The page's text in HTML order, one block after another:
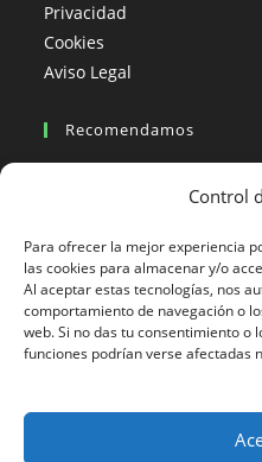
Control
Para ofrecer la mejor experiencia
las cookies para almacenar y/o
Al aceptar estas tecnologías, nos
comportamiento de navegación o
web. Si no das tu consentimiento
funciones podrían verse afectadas
Privacidad
Cookies
Aviso Legal
Recomendamos
Viajes en moto organizados
Blogs viajes en moto
Más Visto
Viajes en moto India